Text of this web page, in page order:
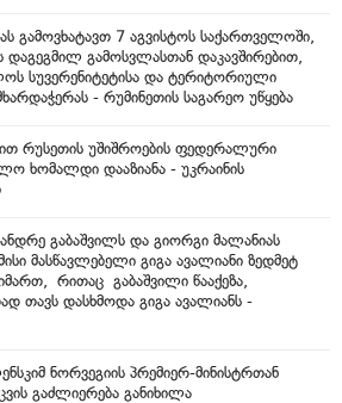
გამოვხატავთ 7 აგვისტოს საქართველოში,
დაგეგმილ გამოსვლასთან დაკავშირებით,
სუვერენიტეტისა და ტერიტორიული
- რუმინეთის საგარეო უწყება
რუსეთის უშიშროების ფედერალური
ხომალდი დააზიანა - უკრაინის
გაბაშვილს და გიორგი მალანიას
მასწავლებელი გიგა ავალიანი ზედმეტ
რითაც გაბაშვილი წააქეზა,
თავს დასხმოდა გიგა ავალიანს -
ნორვეგიის პრემიერ-მინისტრთან
გაძლიერება განიხილა